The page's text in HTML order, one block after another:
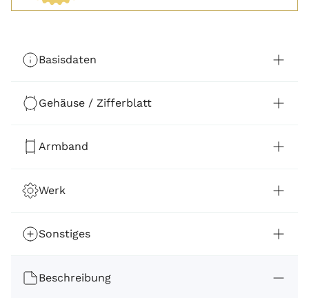
Basisdaten
Gehäuse / Zifferblatt
Armband
Werk
Sonstiges
Beschreibung